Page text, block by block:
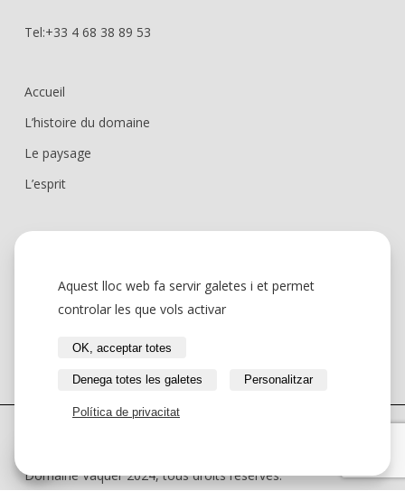
Tel:+33 4 68 38 89 53
Accueil
L’histoire du domaine
Le paysage
L’esprit
Actualités
Domaine Vaquer 2024, tous droits réservés.
Aquest lloc web fa servir galetes i et permet
controlar les que vols activar
OK, acceptar totes
Denega totes les galetes Personalitzar
Política de privacitat